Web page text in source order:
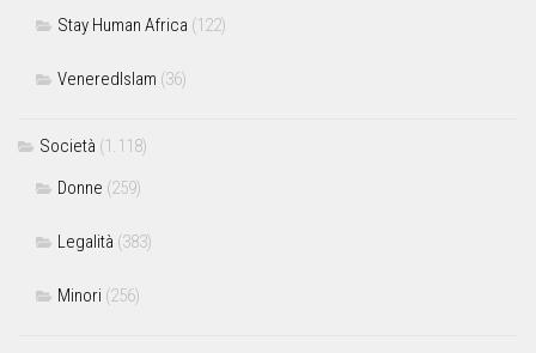
Stay Human Africa (122)
VeneredIslam (36)
Società (1.118)
Donne (259)
Legalità (383)
Minori (256)